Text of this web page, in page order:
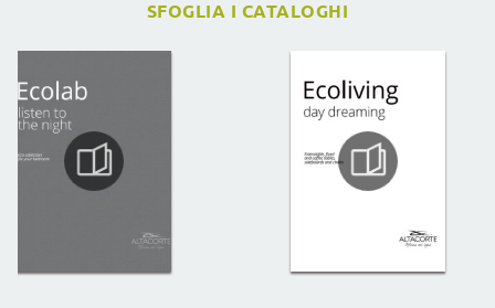
SFOGLIA I CATALOGHI